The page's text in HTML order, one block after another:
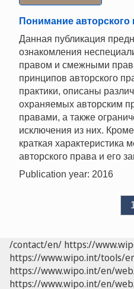
Понимание
Данная публикация
ознакомления
правом и смежными
принципов авторского
практики, описаны
охраняемых авторским
правами, а также
исключения из них.
краткая характеристика
авторского права и его
Publication year: 2016
/contact/en/ https://
https://www.wipo.int/tools/
https://www.wipo.int/en/
https://www.wipo.int/en/